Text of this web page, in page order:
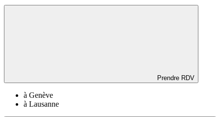
Prendre RDV
à Genève
à Lausanne